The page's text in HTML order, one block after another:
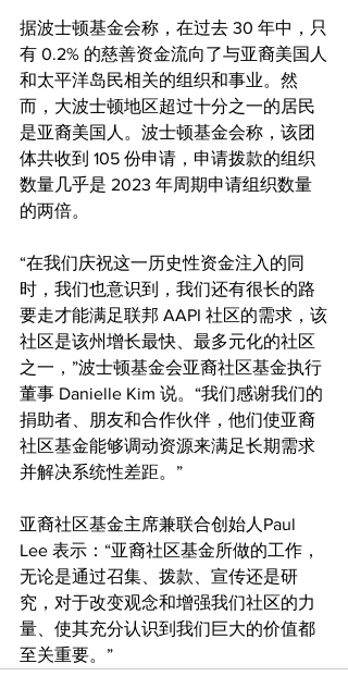
据波士顿基金会称，在过去 30 年中，只
有 0.2% 的慈善资金流向了与亚裔美国人
和太平洋岛民相关的组织和事业。然
而，大波士顿地区超过十分之一的居民
是亚裔美国人。波士顿基金会称，该团
体共收到 105 份申请，申请拨款的组织
数量几乎是 2023 年周期申请组织数量
的两倍。
“在我们庆祝这一历史性资金注入的同
时，我们也意识到，我们还有很长的路
要走才能满足联邦 AAPI 社区的需求，该
社区是该州增长最快、最多元化的社区
之一，”波士顿基金会亚裔社区基金执行
董事 Danielle Kim 说。“我们感谢我们的
捐助者、朋友和合作伙伴，他们使亚裔
社区基金能够调动资源来满足长期需求
并解决系统性差距。”
亚裔社区基金主席兼联合创始人Paul
Lee 表示：“亚裔社区基金所做的工作，
无论是通过召集、拨款、宣传还是研
究，对于改变观念和增强我们社区的力
量、使其充分认识到我们巨大的价值都
至关重要。”